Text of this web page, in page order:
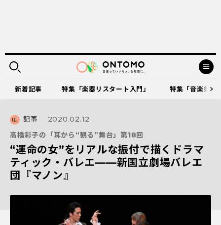
新着記事 特集「楽器リスタート入門」 特集「音楽祭
記事
2020.02.12
高橋彩子の「耳から“観る”舞台」第18回
“運命の女”をリアルな振付で描くドラマ
ティック・バレエ――新国立劇場バレエ
団『マノン』